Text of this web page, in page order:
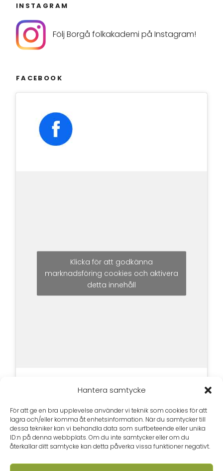
Hantera samtycke
För att ge en bra upplevelse använder vi teknik som cookies för att
lagra och/eller komma åt enhetsinformation. När du samtycker till
dessa tekniker kan vi behandla data som surfbeteende eller unika
ID:n på denna webbplats. Om du inte samtycker eller om du
återkallar ditt samtycke kan detta påverka vissa funktioner negativt.
INSTAGRAM
Följ Borgå folkakademi på Instagram!
FACEBOOK
Klicka för att godkänna
marknadsföring cookies och aktivera
detta innehåll